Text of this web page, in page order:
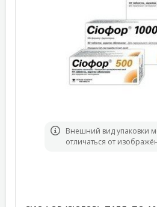
Bнешний вид упаковки
отличаться от